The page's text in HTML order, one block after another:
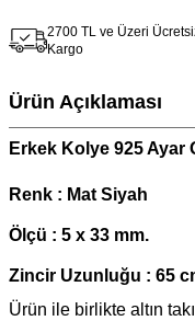
2700 TL ve Üzeri
Kargo
Ürün Açıklaması
Erkek Kolye 925 Ayar
Renk : Mat Siyah
Ölçü : 5 x 33 mm.
Zincir Uzunluğu : 65
Ürün ile birlikte altın